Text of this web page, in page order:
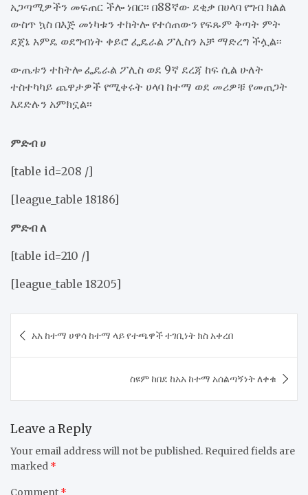
አጋጣሚዎችን መፍጠር ችሎ ነበር፡፡ በ88ኛው ደቂቃ በሀላባ የግብ ክልል
ውስጥ ኳስ በእጅ መነካቱን ተከትሎ የተሰጠውን የፍጹም ቅጣት ምት
ደጀኔ አምዴ ወደግብነት ቀይሮ ፌዴራል ፖሊስን አቻ ማድረግ ችሏል፡፡
ውጤቱን ተከትሎ ፌዴራል ፖሊስ ወደ 9ኛ ደረጃ ከፍ ሲል ሁለት
ተስተካካይ ጨዋታዎች የሚቀሩት ሀላባ ከተማ ወደ መሪዎቹ የመጠጋት
እደድሉን አምክኗል፡፡
ምድብ ሀ
[table id=208 /]
[league_table 18186]
ምድብ ለ
[table id=210 /]
[league_table 18205]
navigation
አአ ከተማ ሀዋሳ ከተማ ላይ የተጫዋች ተገቢነት ክስ አቀረበ
ስዩም ከበደ ከአአ ከተማ አሰልጣኝነት ለቀቁ
Leave a Reply
Your email address will not be published. Required fields are
marked *
Comment *